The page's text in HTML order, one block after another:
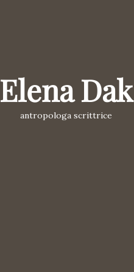
Elena Dak
antropologa scrittrice